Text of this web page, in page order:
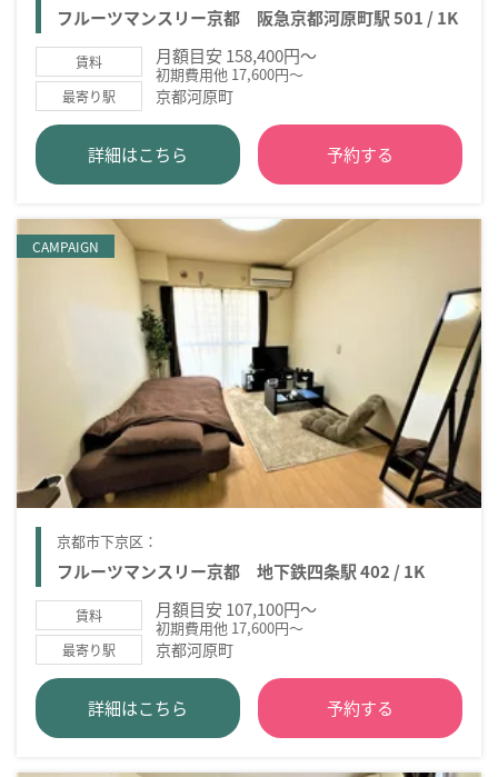
フルーツマンスリー京都 阪急京都河原町駅 501 / 1K
賃料 月額目安 158,400円～
初期費用他 17,600円～
最寄り駅 京都河原町
詳細はこちら 予約する
CAMPAIGN
京都市下京区：
フルーツマンスリー京都 地下鉄四条駅 402 / 1K
賃料 月額目安 107,100円～
初期費用他 17,600円～
最寄り駅 京都河原町
詳細はこちら 予約する